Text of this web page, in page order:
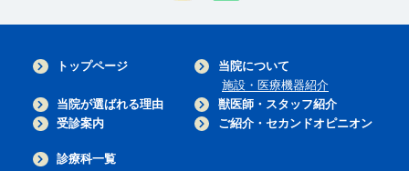
トップページ
当院について
施設・医療機器紹介
当院が選ばれる理由
獣医師・スタッフ紹介
受診案内
ご紹介・セカンドオピニオン
診療科一覧